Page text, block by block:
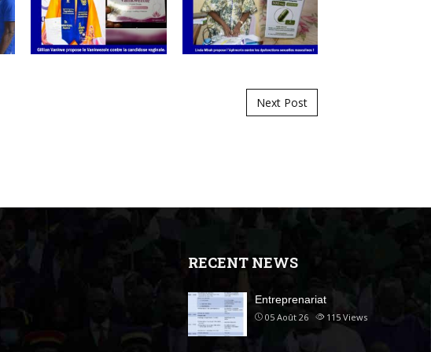
Next Post
RECENT NEWS
Entreprenariat
05 Août 26 115 Views